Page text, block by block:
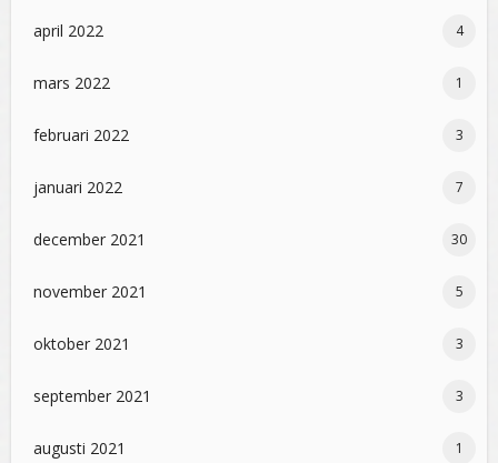
april 2022 4
mars 2022 1
februari 2022 3
januari 2022 7
december 2021 30
november 2021 5
oktober 2021 3
september 2021 3
augusti 2021 1